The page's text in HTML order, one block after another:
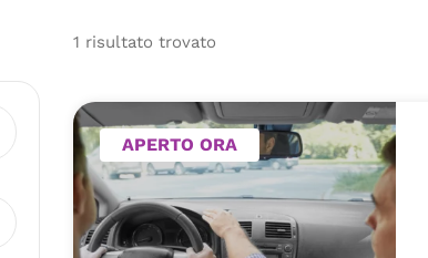
1 risultato trovato
APERTO ORA